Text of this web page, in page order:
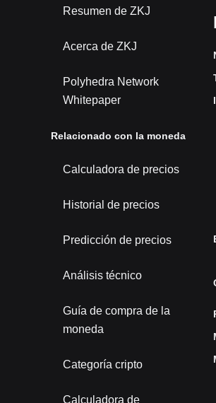
Resumen de ZKJ
Acerca de ZKJ
Polyhedra Network
Whitepaper
Relacionado con la moneda
Calculadora de precios
Historial de precios
Predicción de precios
Análisis técnico
Guía de compra de la
moneda
Categoría cripto
Calculadora de